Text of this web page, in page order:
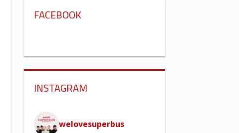
FACEBOOK
INSTAGRAM
welovesuperbus